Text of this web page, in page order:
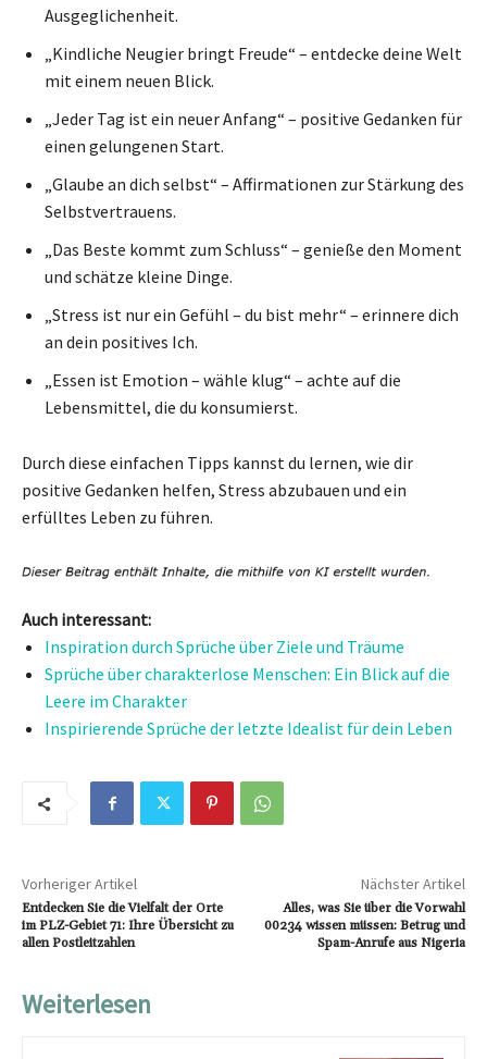
Ausgeglichenheit.
„Kindliche Neugier bringt Freude“ – entdecke deine Welt
mit einem neuen Blick.
„Jeder Tag ist ein neuer Anfang“ – positive Gedanken für
einen gelungenen Start.
„Glaube an dich selbst“ – Affirmationen zur Stärkung des
Selbstvertrauens.
„Das Beste kommt zum Schluss“ – genieße den Moment
und schätze kleine Dinge.
„Stress ist nur ein Gefühl – du bist mehr“ – erinnere dich
an dein positives Ich.
„Essen ist Emotion – wähle klug“ – achte auf die
Lebensmittel, die du konsumierst.
Durch diese einfachen Tipps kannst du lernen, wie dir
positive Gedanken helfen, Stress abzubauen und ein
erfülltes Leben zu führen.
Auch interessant:
Inspiration durch Sprüche über Ziele und Träume
Sprüche über charakterlose Menschen: Ein Blick auf die
Leere im Charakter
Inspirierende Sprüche der letzte Idealist für dein Leben
Vorheriger Artikel
Entdecken Sie die Vielfalt der Orte
im PLZ-Gebiet 71: Ihre Übersicht zu
allen Postleitzahlen
Nächster Artikel
Alles, was Sie über die Vorwahl
00234 wissen müssen: Betrug und
Spam-Anrufe aus Nigeria
Weiterlesen